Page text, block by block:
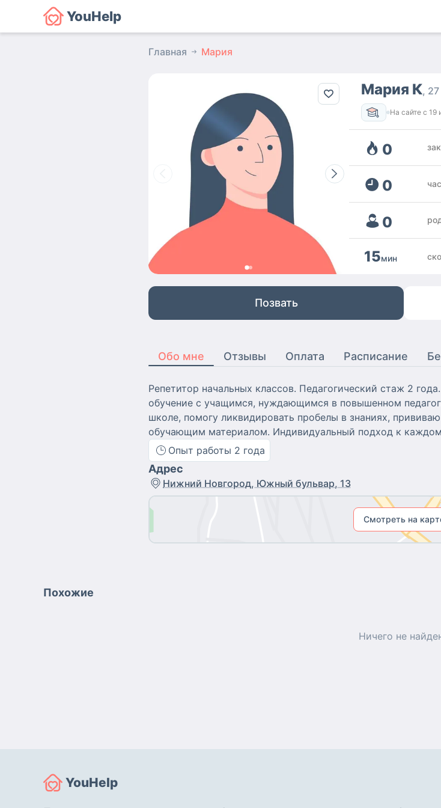
YouHelp
Главная Мария
Мария К
На сайте с 19
0
0
0
15мин
Позвать
Обо мне Отзывы Оплата Расписание
Репетитор начальных классов. Педагогический стаж 2
обучение с учащимся, нуждающимся в повышенном
школе, помогу ликвидировать пробелы в знаниях,
обучающим материалом. Индивидуальный подход к
Опыт работы 2 года
Адрес
Нижний Новгород, Южный бульвар, 13
Смотреть на
Похожие
Ничего не
YouHelp